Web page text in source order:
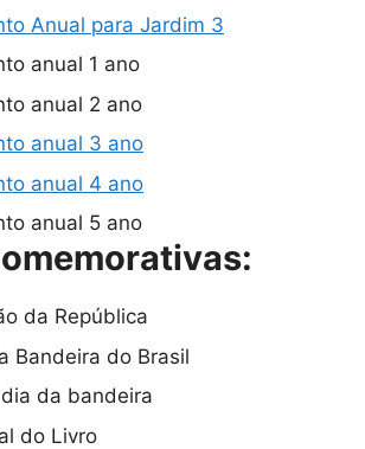
Anual para Jardim 3
anual 1 ano
anual 2 ano
anual 3 ano
anual 4 ano
anual 5 ano
da República
Bandeira do Brasil
da bandeira
do Livro